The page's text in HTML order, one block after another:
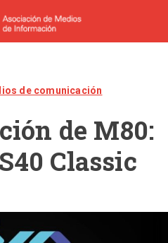
de comunicación
de M80:
Classic